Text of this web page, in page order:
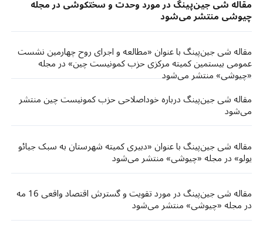
مقاله شی جین‌پینگ در مورد وحدت و سختکوشی در مجله
چیوشی منتشر می‌شود
مقاله شی جین‌پینگ با عنوان «مطالعه و اجرای روح چهارمین نشست
عمومی بیستمین کمیته مرکزی حزب کمونیست چین» در مجله
«چیوشی» منتشر می‌شود
مقاله شی جین‌پینگ درباره خوداصلاحی حزب کمونیست چین منتشر
می‌شود
مقاله شی جین‌پینگ با عنوان «دبیری کمیته شهرستان به سبک جیائو
یولو» در مجله «چیوشی» منتشر می‌شود
مقاله شی جین‌پینگ در مورد تقویت و گسترش اقتصاد واقعی 16 مه
در مجله «چیوشی» منتشر می‌شود